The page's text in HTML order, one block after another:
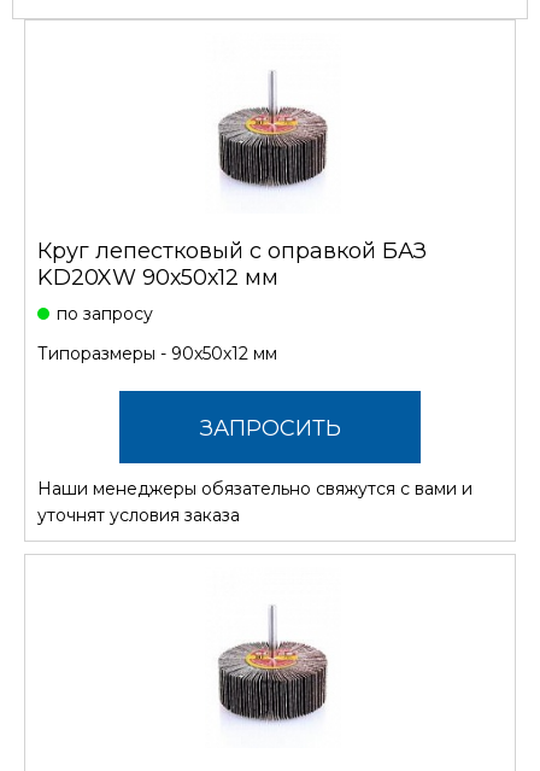
Круг лепестковый с оправкой БАЗ
KD20XW 90х50х12 мм
по запросу
Типоразмеры - 90х50х12 мм
ЗАПРОСИТЬ
СТОИМОСТЬ
Наши менеджеры обязательно свяжутся с вами и
уточнят условия заказа